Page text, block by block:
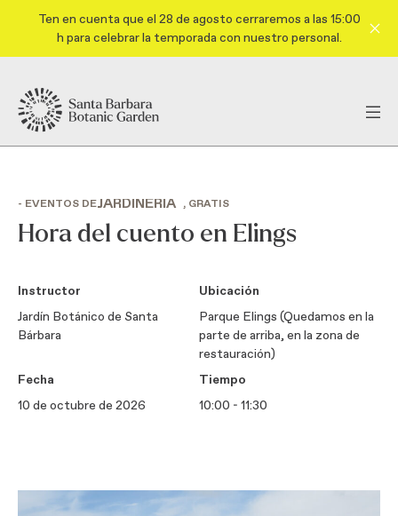
Ten en cuenta que el 28 de agosto cerraremos a las 15:00
h para celebrar la temporada con nuestro personal.
- EVENTOS DEJARDINERÍA , GRATIS
Hora del cuento en Elings
Instructor
Jardín Botánico de Santa
Bárbara
Ubicación
Parque Elings (Quedamos en la
parte de arriba, en la zona de
restauración)
Fecha
10 de octubre de 2026
Tiempo
10:00 - 11:30